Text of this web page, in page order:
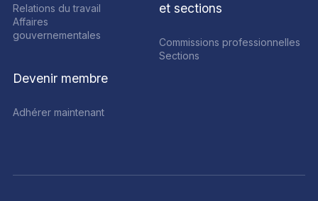
Relations du travail
Affaires
gouvernementales
Devenir membre
Adhérer maintenant
et sections
Commissions professionnelles
Sections